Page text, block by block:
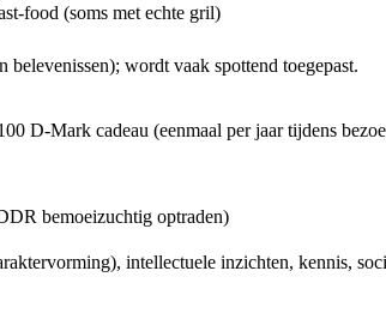
food (soms met echte gril)
wordt vaak spottend toegepast.
D-Mark cadeau (eenmaal per jaar tijdens
bemoeizuchtig optraden)
intellectuele inzichten, kennis,